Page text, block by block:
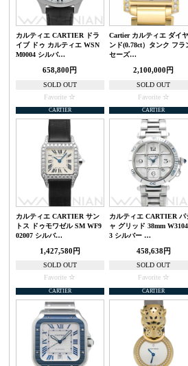
カルティエ CARTIER ドラ
イブ ドゥ カルティエ WSN
M0004 シルバ…
658,800円
SOLD OUT
Favorite
Cartier カルティエ ダイ
ンド(0.78ct）タンク フラ
セーズ…
2,100,000円
SOLD OUT
Favorite
CARTIER
カルティエ CARTIER サン
トス ドゥモワゼル SM WF9
02007 シルバ…
1,427,580円
SOLD OUT
Favorite
CARTIER
カルティエ CARTIER パ
ャ グリッド 38mm
3 シルバー …
458,638円
SOLD OUT
Favorite
CARTIER CARTIER